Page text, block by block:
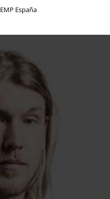
EMP España